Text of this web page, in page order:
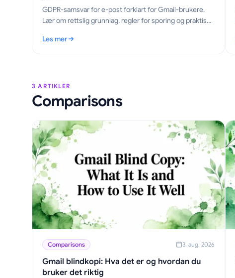
GDPR-samsvar for e-post forklart for Gmail-brukere.
Lær om rettslig grunnlag, regler for sporing og praktiske
Les mer
: GDPR-samsvar for e-post i Gmail: En praktisk guide
3 ARTIKLER
Comparisons
Comparisons 3. aug. 2026
Gmail blindkopi: Hva det er og hvordan du
bruker det riktig